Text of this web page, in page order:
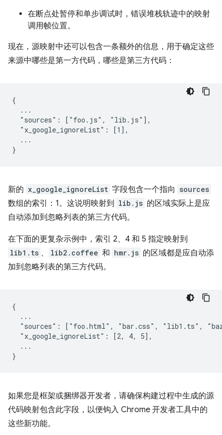
在断点处暂停和单步调试时，错误堆栈轨迹中的映射
调用帧位置。
现在，源映射中还可以包含一条额外的信息，用于确定这些
来源中哪些是第一方代码，哪些是第三方代码：
{
  ...
  "sources": ["foo.js", "lib.js"],
  "x_google_ignoreList": [1],
  ...
新的 x_google_ignoreList 字段包含一个指向 sources
数组的索引：1。这说明映射到 lib.js 的区域实际上是应
自动添加到忽略列表的第三方代码。
在下面的更复杂示例中，索引 2、4 和 5 指定映射到
lib1.ts 、 lib2.coffee 和 hmr.js 的区域都是应自动添
加到忽略列表的第三方代码。
{
  ...
"sources": ["foo.html", "bar.css", "lib1.ts",
  "x_google_ignoreList": [2, 4, 5],
  ...
如果您是框架或捆绑器开发者，请确保构建过程中生成的源
代码映射包含此字段，以便钩入 Chrome 开发者工具中的
这些新功能。